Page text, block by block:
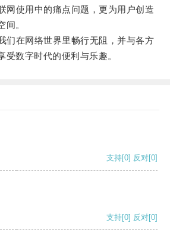
使用中的痛点问题，更为用户创造
间。
在网络世界里畅行无阻，并与各方
受数字时代的便利与乐趣。
支持[0] 反对[0]
支持[0] 反对[0]